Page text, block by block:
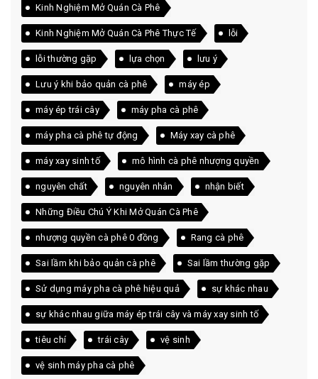
Kinh Nghiệm Mở Quán Cà Phê
Kinh Nghiệm Mở Quán Cà Phê Thực Tế lỗi
lỗi thường gặp lựa chọn lưu ý
Lưu ý khi bảo quản cà phê máy ép
máy ép trái cây máy pha cà phê
máy pha cà phê tự động Máy xay cà phê
máy xay sinh tố mô hình cà phê nhượng quyền
nguyên chất nguyên nhân nhận biết
Những Điều Chú Ý Khi Mở Quán Cà Phê
nhượng quyền cà phê 0 đồng Rang cà phê
Sai lầm khi bảo quản cà phê Sai lầm thường gặp
Sử dụng máy pha cà phê hiệu quả sự khác nhau
sự khác nhau giữa máy ép trái cây và máy xay sinh tố
tiêu chí trái cây vệ sinh
vệ sinh máy pha cà phê